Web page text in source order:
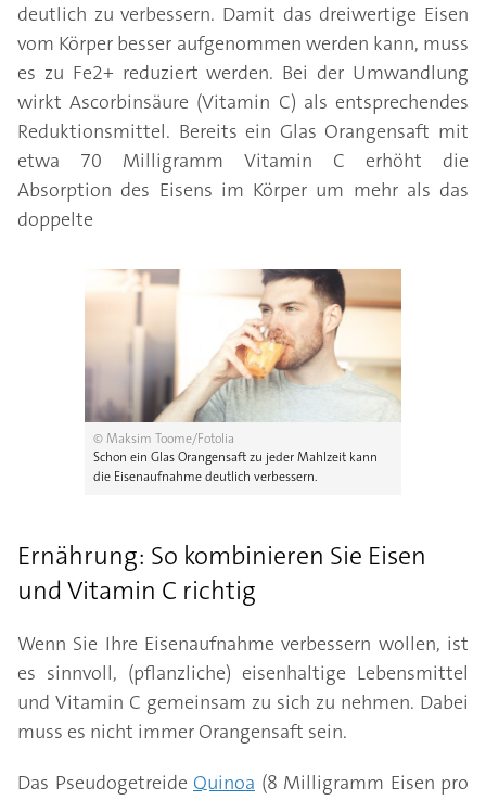
deutlich zu verbessern. Damit das dreiwertige Eisen
vom Körper besser aufgenommen werden kann, muss
es zu Fe2+ reduziert werden. Bei der Umwandlung
wirkt Ascorbinsäure (Vitamin C) als entsprechendes
Reduktionsmittel. Bereits ein Glas Orangensaft mit
etwa 70 Milligramm Vitamin C erhöht die
Absorption des Eisens im Körper um mehr als das
doppelte
© Maksim Toome/Fotolia
Schon ein Glas Orangensaft zu jeder Mahlzeit kann
die Eisenaufnahme deutlich verbessern.
Ernährung: So kombinieren Sie Eisen
und Vitamin C richtig
Wenn Sie Ihre Eisenaufnahme verbessern wollen, ist
es sinnvoll, (pflanzliche) eisenhaltige Lebensmittel
und Vitamin C gemeinsam zu sich zu nehmen. Dabei
muss es nicht immer Orangensaft sein.
Das Pseudogetreide Quinoa (8 Milligramm Eisen pro